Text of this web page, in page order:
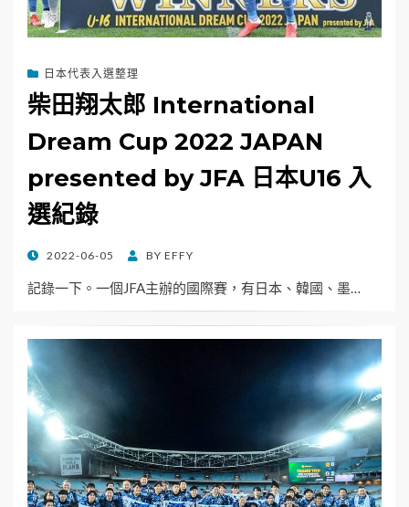
日本代表入選整理
柴田翔太郎 International
Dream Cup 2022 JAPAN
presented by JFA 日本U16 入
選紀錄
POSTED
2022-06-05 BY EFFY
記錄一下。一個JFA主辦的國際賽，有日本、韓國、墨…